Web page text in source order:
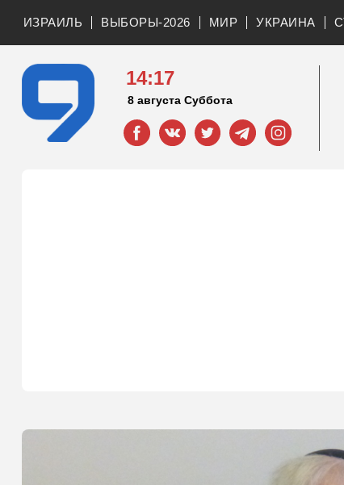
ИЗРАИЛЬ ВЫБОРЫ-2026 МИР УКРАИНА
14:17
8 августа Суббота